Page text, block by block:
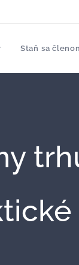
Staň sa